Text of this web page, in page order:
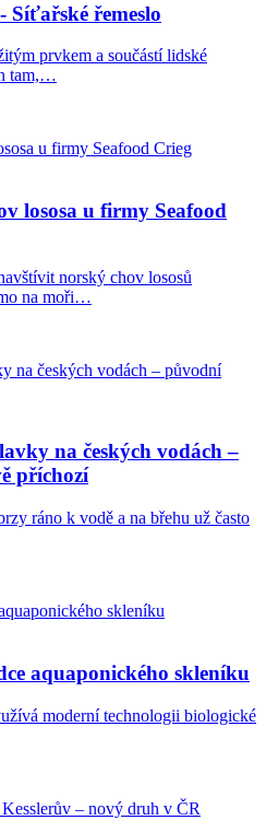
Síťařské řemeslo
prvkem a součástí lidské
tam,…
lososa u firmy Seafood
norský chov lososů
na moři…
na českých vodách –
příchozí
ráno k vodě a na břehu už často
aquaponického skleníku
moderní technologii biologické